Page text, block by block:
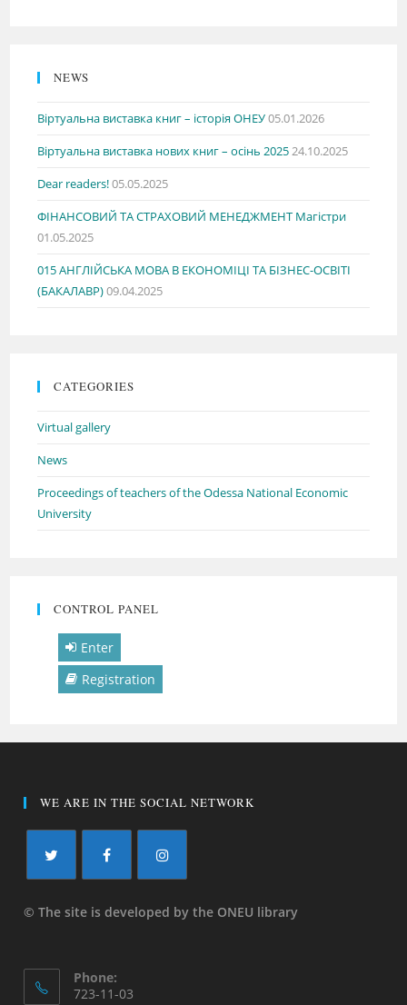
NEWS
Віртуальна виставка книг – історія ОНЕУ05.01.2026
Віртуальна виставка нових книг – осінь 202524.10.2025
Dear readers!05.05.2025
ФІНАНСОВИЙ ТА СТРАХОВИЙ МЕНЕДЖМЕНТ Магістри
01.05.2025
015 АНГЛІЙСЬКА МОВА В ЕКОНОМІЦІ ТА БІЗНЕС-ОСВІТІ
(БАКАЛАВР)09.04.2025
CATEGORIES
Virtual gallery
News
Proceedings of teachers of the Odessa National Economic
University
CONTROL PANEL
Enter
Registration
WE ARE IN THE SOCIAL NETWORK
© The site is developed by the ONEU library
Phone:
723-11-03